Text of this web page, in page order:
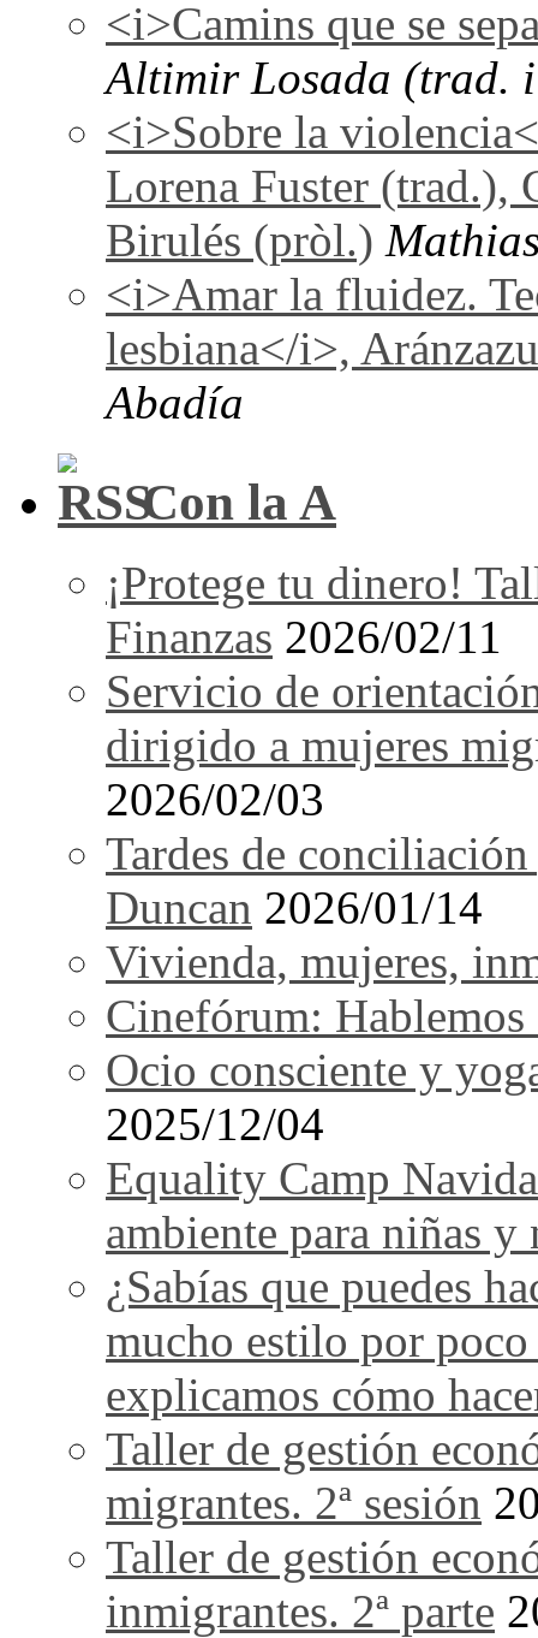
<i>Camins que se
Altimir Losada (trad.
<i>Sobre la
Lorena Fuster (trad.),
Birulés (pròl.)
<i>Amar la fluidez.
lesbiana</i>,
Abadía
Con la A
¡Protege tu dinero!
Finanzas 2026/02/11
Servicio de
dirigido a mujeres
2026/02/03
Tardes de
Duncan 2026/01/14
Vivienda, mujeres,
Cinefórum:
Ocio consciente y
2025/12/04
Equality Camp
ambiente para niñas y
¿Sabías que puedes
mucho estilo por
explicamos cómo
Taller de gestión
migrantes. 2ª sesión
Taller de gestión
inmigrantes. 2ª parte